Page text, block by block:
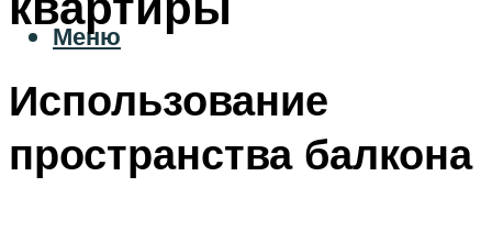
Меню
Использование
пространства балкона